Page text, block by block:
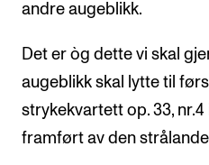
andre augeblikk.
Det er òg dette vi skal
augeblikk skal lytte til
strykekvartett op. 33,
framført av den